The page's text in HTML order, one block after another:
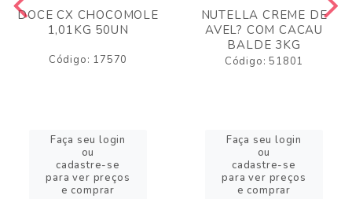
DOCE CX CHOCOMOLE
1,01KG 50UN
Código: 17570
Faça seu login
ou
cadastre-se
para ver preços
e comprar
NUTELLA CREME DE
AVEL? COM CACAU
BALDE 3KG
Código: 51801
Faça seu login
ou
cadastre-se
para ver preços
e comprar